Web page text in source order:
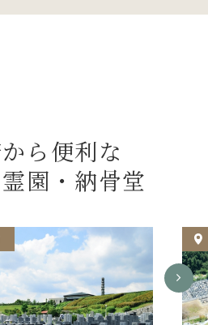
ら便利な
園・納骨堂